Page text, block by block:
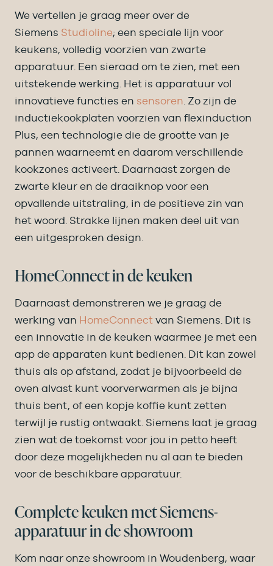
We vertellen je graag meer over de
Siemens Studioline; een speciale lijn voor
keukens, volledig voorzien van zwarte
apparatuur. Een sieraad om te zien, met een
uitstekende werking. Het is apparatuur vol
innovatieve functies en sensoren. Zo zijn de
inductiekookplaten voorzien van flexinduction
Plus, een technologie die de grootte van je
pannen waarneemt en daarom verschillende
kookzones activeert. Daarnaast zorgen de
zwarte kleur en de draaiknop voor een
opvallende uitstraling, in de positieve zin van
het woord. Strakke lijnen maken deel uit van
een uitgesproken design.
HomeConnect in de keuken
Daarnaast demonstreren we je graag de
werking van HomeConnect van Siemens. Dit is
een innovatie in de keuken waarmee je met een
app de apparaten kunt bedienen. Dit kan zowel
thuis als op afstand, zodat je bijvoorbeeld de
oven alvast kunt voorverwarmen als je bijna
thuis bent, of een kopje koffie kunt zetten
terwijl je rustig ontwaakt. Siemens laat je graag
zien wat de toekomst voor jou in petto heeft
door deze mogelijkheden nu al aan te bieden
voor de beschikbare apparatuur.
Complete keuken met Siemens-
apparatuur in de showroom
Kom naar onze showroom in Woudenberg, waar